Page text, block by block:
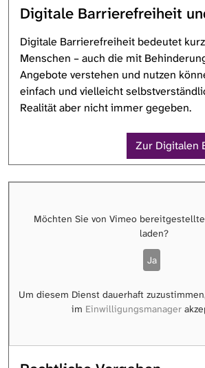
Digitale Barrierefreiheit
Digitale Barrierefreiheit bedeutet
Menschen – auch die mit
Angebote verstehen und nutzen
einfach und vielleicht
Realität aber nicht immer gegeben.
Zur Digitalen
Möchten Sie von Vimeo
laden?
Ja
Um diesem Dienst dauerhaft
im Einwilligungsmanager